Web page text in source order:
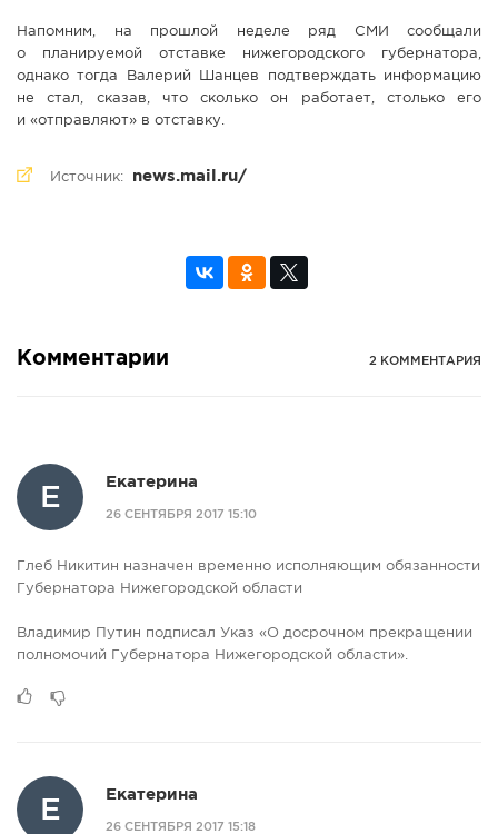
Напомним, на прошлой неделе ряд СМИ сообщали
о планируемой отставке нижегородского губернатора,
однако тогда Валерий Шанцев подтверждать информацию
не стал, сказав, что сколько он работает, столько его
и «отправляют» в отставку.
Источник: news.mail.ru/
Комментарии 2 КОММЕНТАРИЯ
Е
Екатерина
26 СЕНТЯБРЯ 2017 15:10
Глеб Никитин назначен временно исполняющим обязанности
Губернатора Нижегородской области
Владимир Путин подписал Указ «О досрочном прекращении
полномочий Губернатора Нижегородской области».
Е
Екатерина
26 СЕНТЯБРЯ 2017 15:18